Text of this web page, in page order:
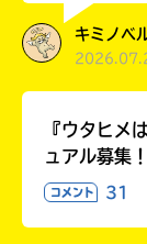
キミノベ
『ウタヒメ
ュアル募集！
コメント 31